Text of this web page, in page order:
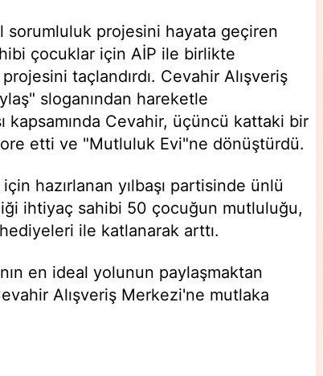
sorumluluk projesini hayata geçiren
çocuklar için AİP ile birlikte
projesini taçlandırdı. Cevahir Alışveriş
sloganından hareketle
kapsamında Cevahir, üçüncü kattaki bir
etti ve "Mutluluk Evi"ne dönüştürdü.
hazırlanan yılbaşı partisinde ünlü
ihtiyaç sahibi 50 çocuğun mutluluğu,
ile katlanarak arttı.
en ideal yolunun paylaşmaktan
Alışveriş Merkezi'ne mutlaka